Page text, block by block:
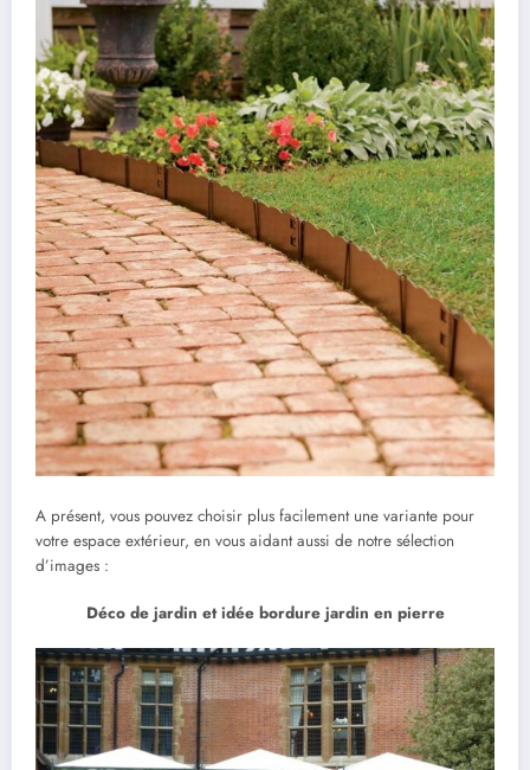
A présent, vous pouvez choisir plus facilement une variante pour
votre espace extérieur, en vous aidant aussi de notre sélection
d’images :
Déco de jardin et idée bordure jardin en pierre